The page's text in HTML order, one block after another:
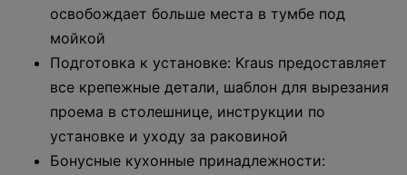
освобождает больше места в тумбе под
мойкой
Подготовка к установке: Kraus предоставляет
все крепежные детали, шаблон для вырезания
проема в столешнице, инструкции по
установке и уходу за раковиной
Бонусные кухонные принадлежности: